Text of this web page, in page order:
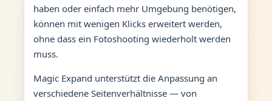
haben oder einfach mehr Umgebung benötigen,
können mit wenigen Klicks erweitert werden,
ohne dass ein Fotoshooting wiederholt werden
muss.
Magic Expand unterstützt die Anpassung an
verschiedene Seitenverhältnisse — von